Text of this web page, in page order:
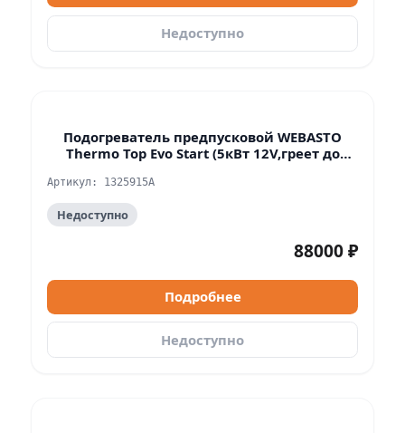
Недоступно
Подогреватель предпусковой WEBASTO
Thermo Top Evo Start (5кВт 12V,греет до
Артикул: 1325915A
Недоступно
88000 ₽
Подробнее
Недоступно